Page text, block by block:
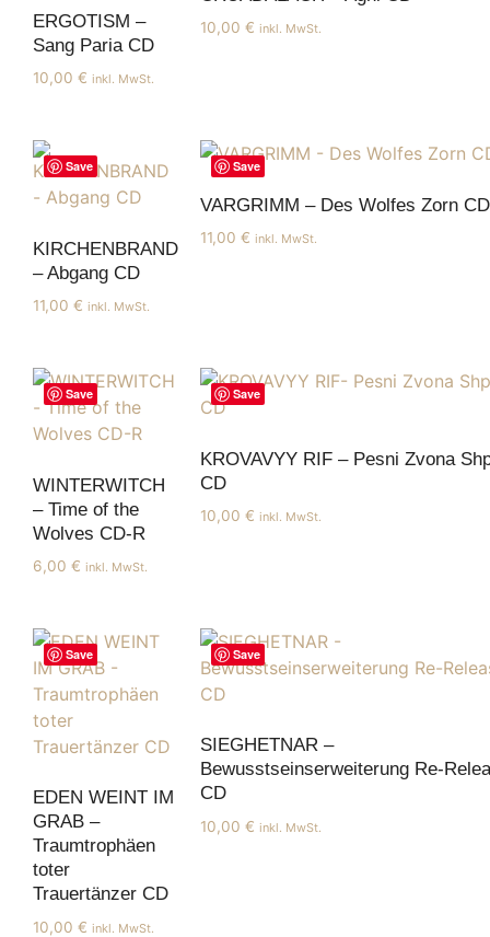
ERGOTISM –
Sang Paria CD
10,00 € inkl. MwSt.
10,00 € inkl. MwSt.
Save
KIRCHENBRAND
– Abgang CD
11,00 € inkl. MwSt.
Save
VARGRIMM – Des Wolfes Zorn CD
11,00 € inkl. MwSt.
Save
WINTERWITCH
– Time of the
Wolves CD-R
6,00 € inkl. MwSt.
Save
KROVAVYY RIF – Pesni Zvona
CD
10,00 € inkl. MwSt.
Save
EDEN WEINT IM
GRAB –
Traumtrophäen
toter
Trauertänzer CD
10,00 € inkl. MwSt.
Save
SIEGHETNAR –
Bewusstseinserweiterung Re-
CD
10,00 € inkl. MwSt.